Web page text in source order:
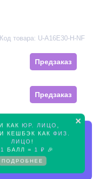
×
КАК ЮР. ЛИЦО
КЕШБЭК КАК ФИЗ.
ЛИЦО !
1 БАЛЛ = 1 ₽ 🎉
ПОДРОБНЕЕ
Код товара: U-A16E30-H-NF
Предзаказ
Предзаказ
Предзаказ